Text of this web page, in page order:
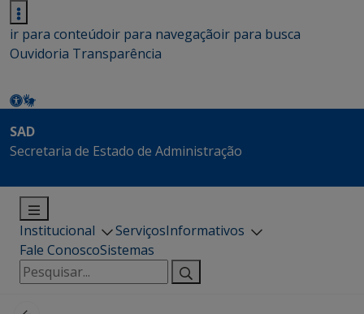
ir para conteúdoir para navegaçãoir para busca
Ouvidoria Transparência
SAD
Secretaria de Estado de Administração
Institucional ServiçosInformativos
Fale ConoscoSistemas
Pesquisar
por: